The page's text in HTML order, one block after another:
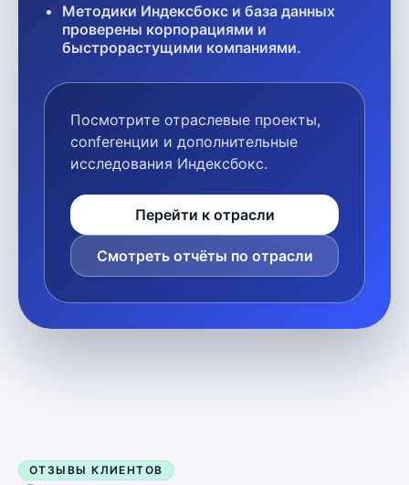
Методики Индексбокс и база данных
проверены корпорациями и
быстрорастущими компаниями.
Посмотрите отраслевые проекты,
conferенции и дополнительные
исследования Индексбокс.
Перейти к отрасли
Смотреть отчёты по отрасли
ОТЗЫВЫ КЛИЕНТОВ